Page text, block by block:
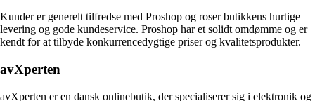
Kunder er generelt tilfredse med Proshop og roser butikkens hurtige
levering og gode kundeservice. Proshop har et solidt omdømme og er
kendt for at tilbyde konkurrencedygtige priser og kvalitetsprodukter.
avXperten
avXperten er en dansk onlinebutik, der specialiserer sig i elektronik og